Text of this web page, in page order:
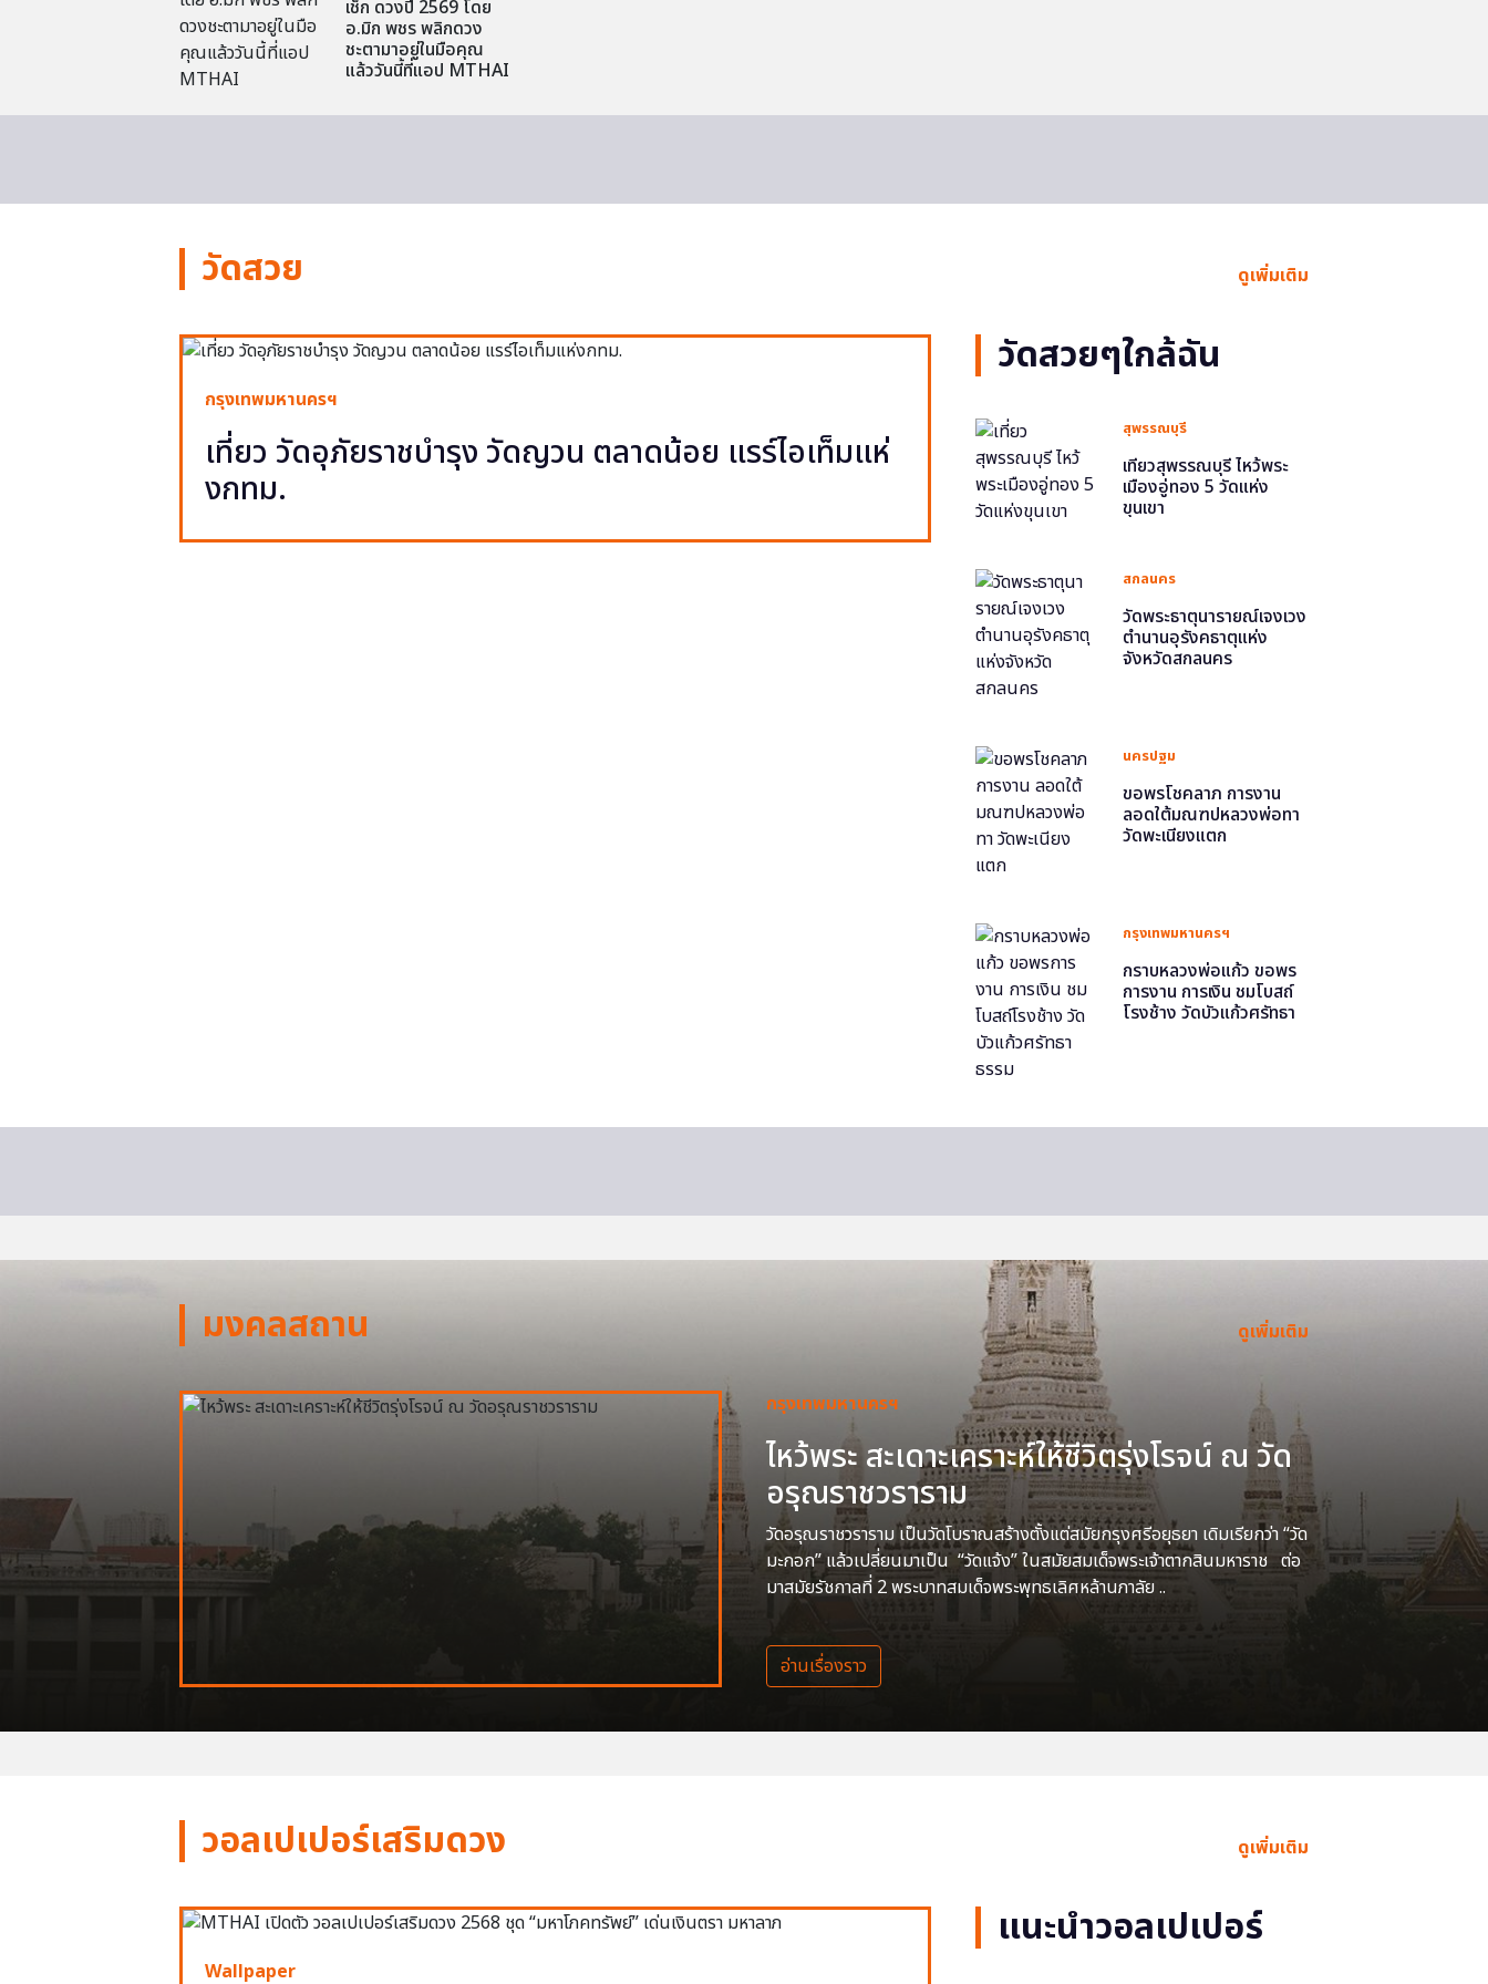
เช็ก ดวงปี 2569 โดย
อ.มิก พชร พลิกดวง
ชะตามาอยู่ในมือคุณ
แล้ววันนี้ที่แอป MTHAI
วัดสวย ดูเพิ่มเติม
กรุงเทพมหานครฯ
เที่ยว วัดอุภัยราชบำรุง วัดญวน ตลาดน้อย แรร์ไอเท็มแห่
งกทม.
วัดสวยๆใกล้ฉัน
สุพรรณบุรี
เที่ยวสุพรรณบุรี ไหว้พระ
เมืองอู่ทอง 5 วัดแห่ง
ขุนเขา
สกลนคร
วัดพระธาตุนารายณ์เจงเวง
ตำนานอุรังคธาตุแห่ง
จังหวัดสกลนคร
นครปฐม
ขอพรโชคลาภ การงาน
ลอดใต้มณฑปหลวงพ่อทา
วัดพะเนียงแตก
กรุงเทพมหานครฯ
กราบหลวงพ่อแก้ว ขอพร
การงาน การเงิน ชมโบสถ์
โรงช้าง วัดบัวแก้วศรัทธา
มงคลสถาน ดูเพิ่มเติม
กรุงเทพมหานครฯ
ไหว้พระ สะเดาะเคราะห์ให้ชีวิตรุ่งโรจน์ ณ วัด
อรุณราชวราราม
วัดอรุณราชวราราม เป็นวัดโบราณสร้างตั้งแต่สมัยกรุงศรีอยุธยา เดิมเรียกว่า “วัด
มะกอก” แล้วเปลี่ยนมาเป็น “วัดแจ้ง” ในสมัยสมเด็จพระเจ้าตากสินมหาราช ต่อ
มาสมัยรัชกาลที่ 2 พระบาทสมเด็จพระพุทธเลิศหล้านภาลัย ..
อ่านเรื่องราว
วอลเปเปอร์เสริมดวง ดูเพิ่มเติม
Wallpaper
แนะนำวอลเปเปอร์